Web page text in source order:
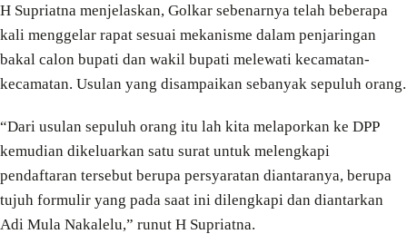
H Supriatna menjelaskan, Golkar sebenarnya telah beberapa
kali menggelar rapat sesuai mekanisme dalam penjaringan
bakal calon bupati dan wakil bupati melewati kecamatan-
kecamatan. Usulan yang disampaikan sebanyak sepuluh orang.
“Dari usulan sepuluh orang itu lah kita melaporkan ke DPP
kemudian dikeluarkan satu surat untuk melengkapi
pendaftaran tersebut berupa persyaratan diantaranya, berupa
tujuh formulir yang pada saat ini dilengkapi dan diantarkan
Adi Mula Nakalelu,” runut H Supriatna.